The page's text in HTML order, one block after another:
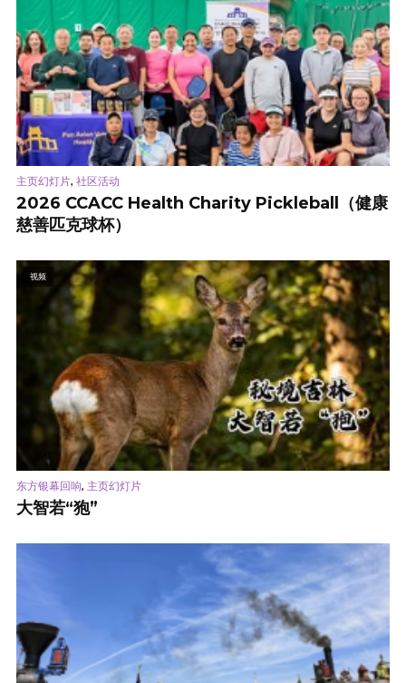
主页幻灯片, 社区活动
2026 CCACC Health Charity Pickleball（健康
慈善匹克球杯）
视频
东方银幕回响, 主页幻灯片
大智若“狍”